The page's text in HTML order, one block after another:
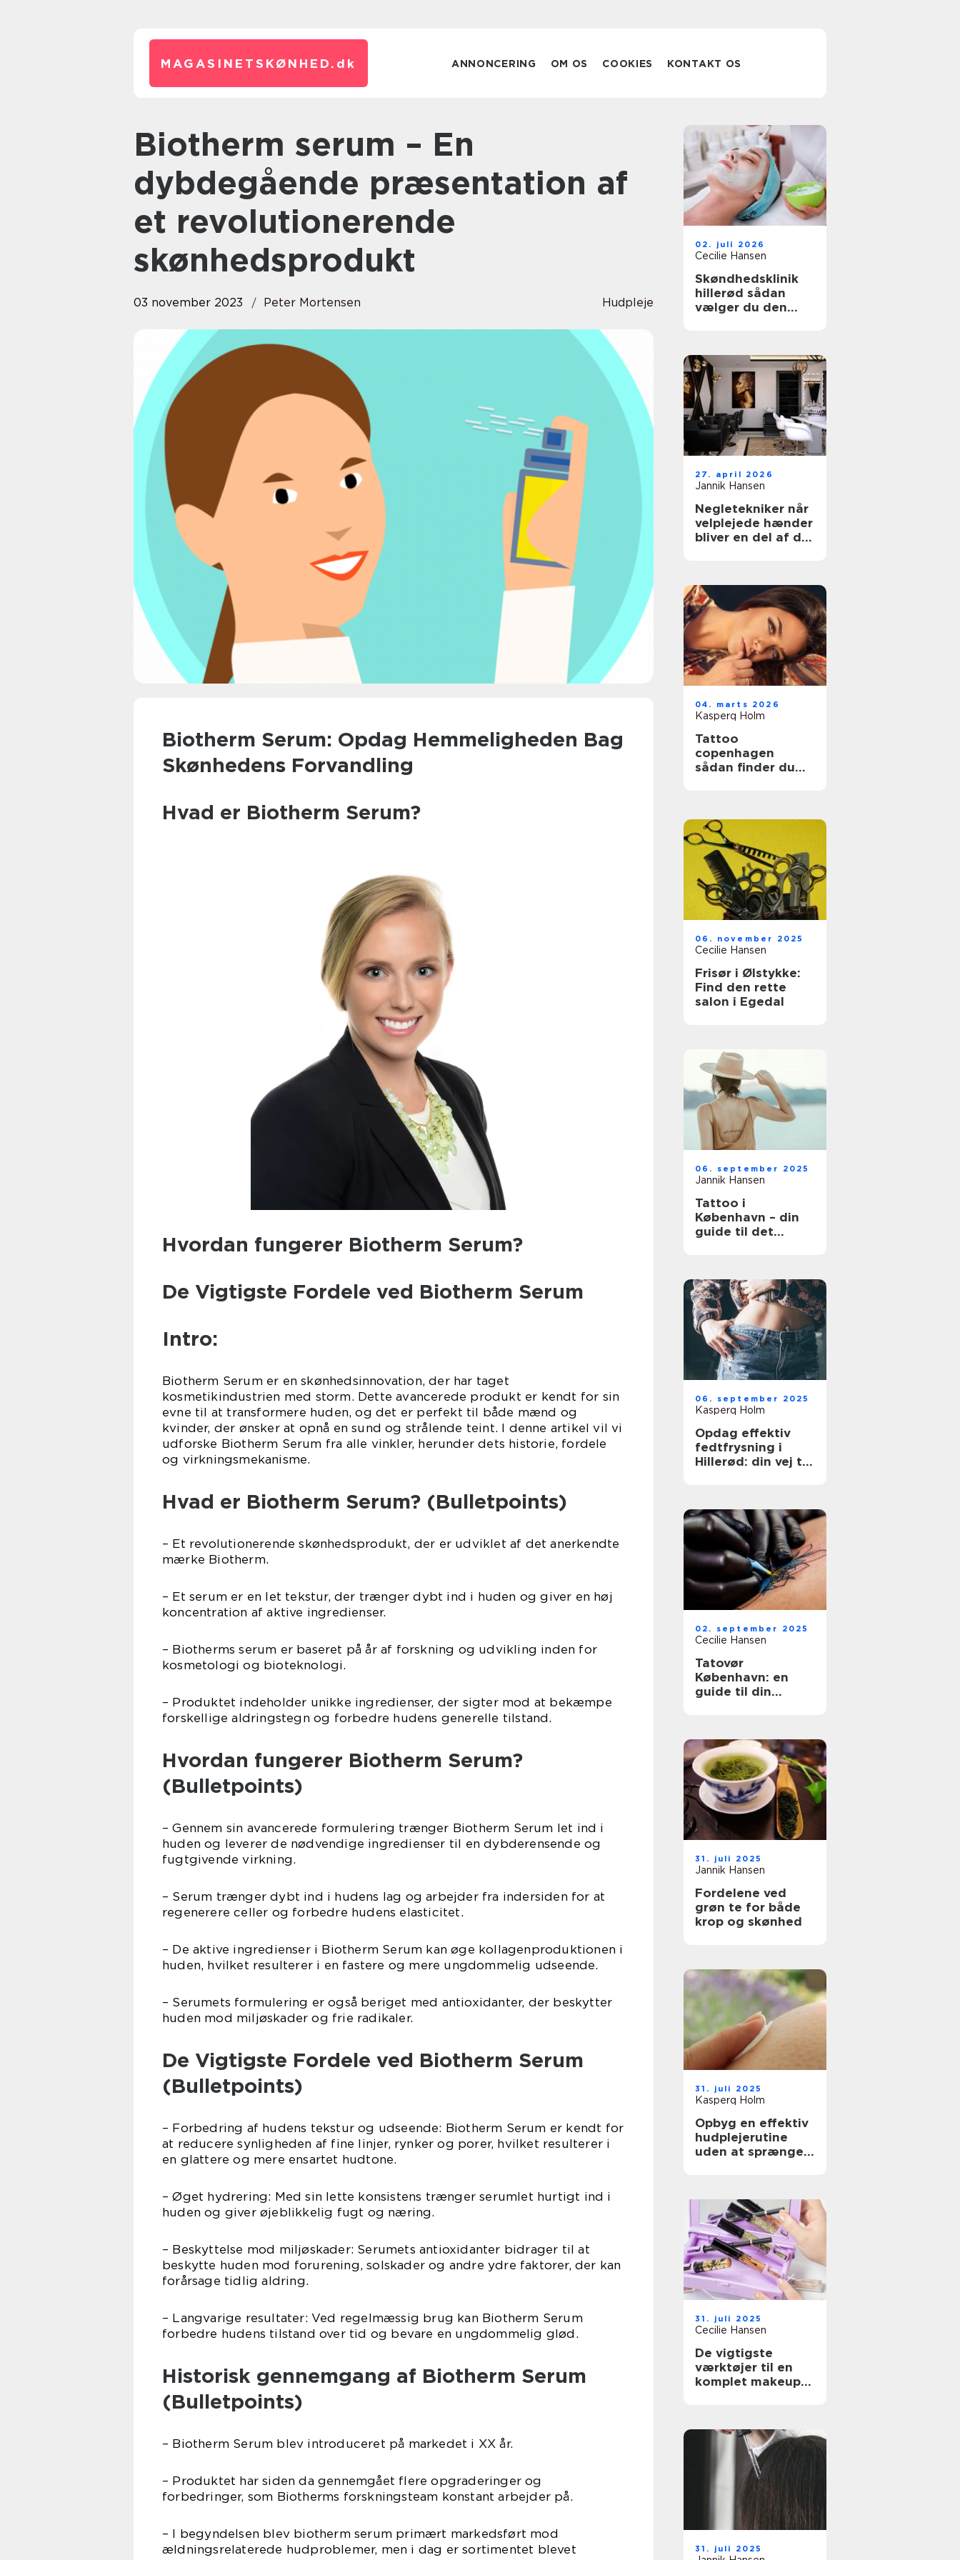
MAGASINETSKØNHED. dk ANNONCERING OM OS COOKIES KONTAKT OS
Biotherm serum – En
dybdegående præsentation af
et revolutionerende
skønhedsprodukt
03 november 2023 Peter Mortensen Hudpleje
Biotherm Serum: Opdag Hemmeligheden Bag
Skønhedens Forvandling
Hvad er Biotherm Serum?
Hvordan fungerer Biotherm Serum?
De Vigtigste Fordele ved Biotherm Serum
Intro:
Biotherm Serum er en skønhedsinnovation, der har taget
kosmetikindustrien med storm. Dette avancerede produkt er kendt for sin
evne til at transformere huden, og det er perfekt til både mænd og
kvinder, der ønsker at opnå en sund og strålende teint. I denne artikel vil vi
udforske Biotherm Serum fra alle vinkler, herunder dets historie, fordele
og virkningsmekanisme.
Hvad er Biotherm Serum? (Bulletpoints)
– Et revolutionerende skønhedsprodukt, der er udviklet af det anerkendte
mærke Biotherm.
– Et serum er en let tekstur, der trænger dybt ind i huden og giver en høj
koncentration af aktive ingredienser.
– Biotherms serum er baseret på år af forskning og udvikling inden for
kosmetologi og bioteknologi.
– Produktet indeholder unikke ingredienser, der sigter mod at bekæmpe
forskellige aldringstegn og forbedre hudens generelle tilstand.
Hvordan fungerer Biotherm Serum?
(Bulletpoints)
– Gennem sin avancerede formulering trænger Biotherm Serum let ind i
huden og leverer de nødvendige ingredienser til en dybderensende og
fugtgivende virkning.
– Serum trænger dybt ind i hudens lag og arbejder fra indersiden for at
regenerere celler og forbedre hudens elasticitet.
– De aktive ingredienser i Biotherm Serum kan øge kollagenproduktionen i
huden, hvilket resulterer i en fastere og mere ungdommelig udseende.
– Serumets formulering er også beriget med antioxidanter, der beskytter
huden mod miljøskader og frie radikaler.
De Vigtigste Fordele ved Biotherm Serum
(Bulletpoints)
– Forbedring af hudens tekstur og udseende: Biotherm Serum er kendt for
at reducere synligheden af fine linjer, rynker og porer, hvilket resulterer i
en glattere og mere ensartet hudtone.
– Øget hydrering: Med sin lette konsistens trænger serumlet hurtigt ind i
huden og giver øjeblikkelig fugt og næring.
– Beskyttelse mod miljøskader: Serumets antioxidanter bidrager til at
beskytte huden mod forurening, solskader og andre ydre faktorer, der kan
forårsage tidlig aldring.
– Langvarige resultater: Ved regelmæssig brug kan Biotherm Serum
forbedre hudens tilstand over tid og bevare en ungdommelig glød.
Historisk gennemgang af Biotherm Serum
(Bulletpoints)
– Biotherm Serum blev introduceret på markedet i XX år.
– Produktet har siden da gennemgået flere opgraderinger og
forbedringer, som Biotherms forskningsteam konstant arbejder på.
– I begyndelsen blev biotherm serum primært markedsført mod
ældningsrelaterede hudproblemer, men i dag er sortimentet blevet
02. juli 2026
Cecilie Hansen
Skøndhedsklinik
hillerød sådan
vælger du den
27. april 2026
Jannik Hansen
Negletekniker når
velplejede hænder
bliver en del af dit
04. marts 2026
Kasperq Holm
Tattoo
copenhagen
sådan finder du
06. november 2025
Cecilie Hansen
Frisør i Ølstykke:
Find den rette
salon i Egedal
06. september 2025
Jannik Hansen
Tattoo i
København – din
guide til det
06. september 2025
Kasperq Holm
Opdag effektiv
fedtfrysning i
Hillerød: din vej til
02. september 2025
Cecilie Hansen
Tatovør
København: en
guide til din
31. juli 2025
Jannik Hansen
Fordelene ved
grøn te for både
krop og skønhed
31. juli 2025
Kasperq Holm
Opbyg en effektiv
hudplejerutine
uden at sprænge
31. juli 2025
Cecilie Hansen
De vigtigste
værktøjer til en
komplet makeup-
31. juli 2025